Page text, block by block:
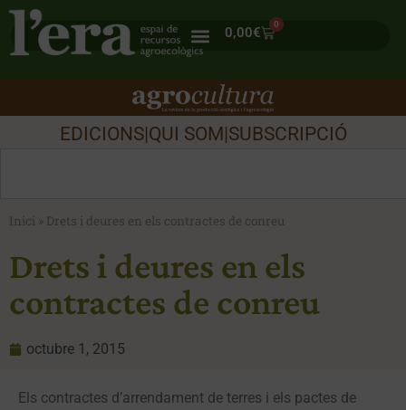
0,00€
0
EDICIONS|QUI SOM|SUBSCRIPCIÓ
Inici » Drets i deures en els contractes de conreu
Drets i deures en els
contractes de conreu
octubre 1, 2015
Els contractes d’arrendament de terres i els pactes de